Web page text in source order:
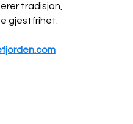
tradisjon,
gjestfrihet.